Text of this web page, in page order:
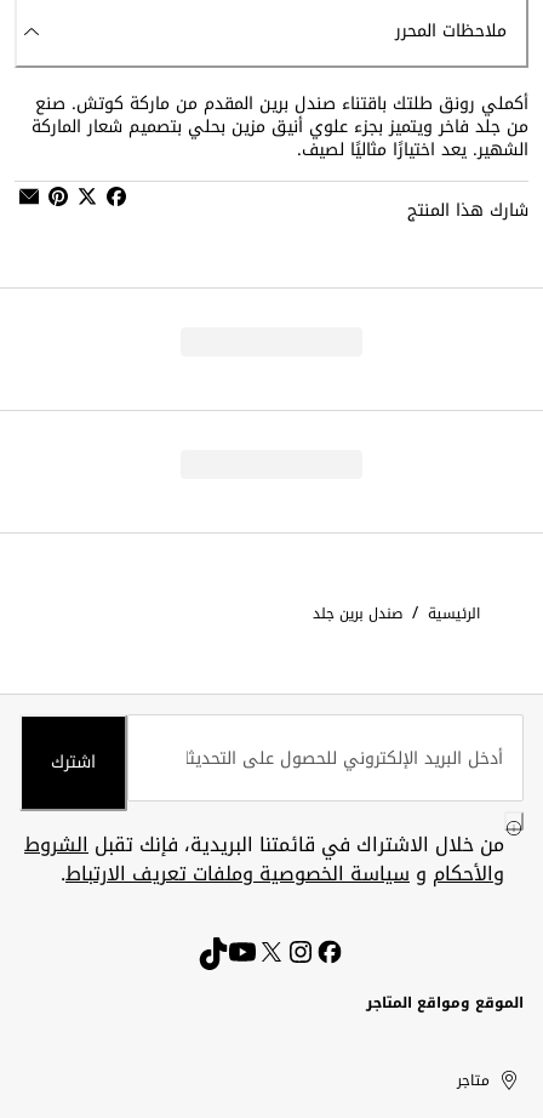
ملاحظات المحرر
أكملي رونق طلتك باقتناء صندل برين المقدم من ماركة كوتش. صنع
من جلد فاخر ويتميز بجزء علوي أنيق مزين بحلي بتصميم شعار الماركة
الشهير. يعد اختيارًا مثاليًا لصيف.
شارك هذا المنتج
الرئيسية / صندل برين جلد
اشترك
من خلال الاشتراك في قائمتنا البريدية، فإنك تقبلالشروط
والأحكام وسياسة الخصوصية وملفات تعريف الارتباط.
الموقع ومواقع المتاجر
United
Arab
Kuwait
الإمارات
العربية
الكويت
متاجر